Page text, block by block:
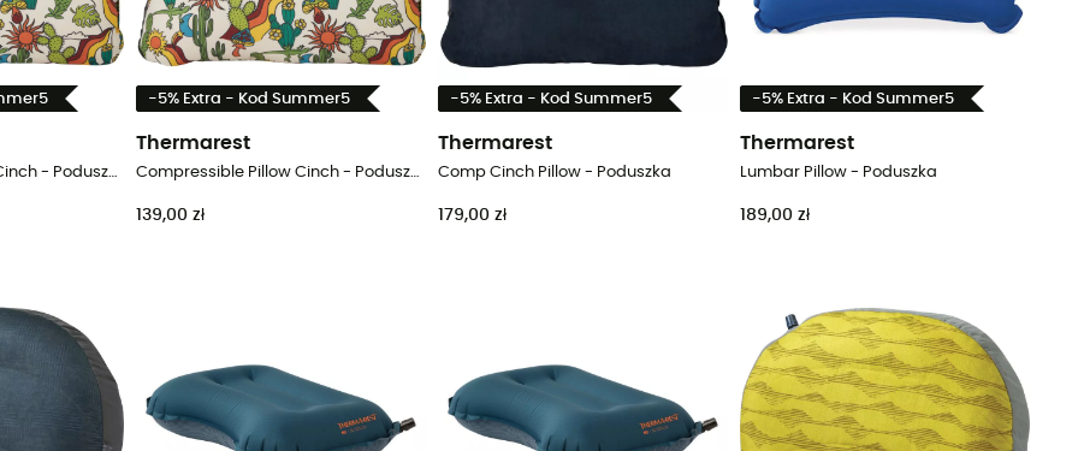
Compressible Pillow Cinch - Poduszka
-5% Extra - Kod Summer5
Thermarest
Compressible Pillow Cinch - Poduszka
139,00 zł
-5% Extra - Kod Summer5
Thermarest
Comp Cinch Pillow - Poduszka
179,00 zł
-5% Extra - Kod Summer5
Thermarest
Lumbar Pillow - Poduszka
189,00 zł